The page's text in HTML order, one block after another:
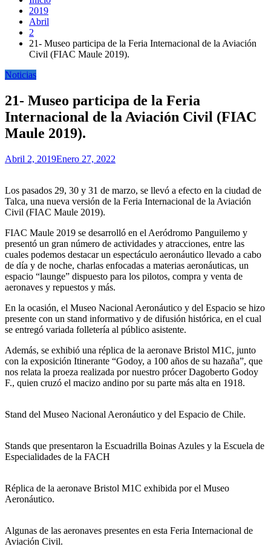
2019
Abril
2
21- Museo participa de la Feria Internacional de la Aviación
Civil (FIAC Maule 2019).
Noticias
21- Museo participa de la Feria
Internacional de la Aviación Civil (FIAC
Maule 2019).
Abril 2, 2019Enero 27, 2022
Los pasados 29, 30 y 31 de marzo, se llevó a efecto en la ciudad de
Talca, una nueva versión de la Feria Internacional de la Aviación
Civil (FIAC Maule 2019).
FIAC Maule 2019 se desarrolló en el Aeródromo Panguilemo y
presentó un gran número de actividades y atracciones, entre las
cuales podemos destacar un espectáculo aeronáutico llevado a cabo
de día y de noche, charlas enfocadas a materias aeronáuticas, un
espacio “launge” dispuesto para los pilotos, compra y venta de
aeronaves y repuestos y más.
En la ocasión, el Museo Nacional Aeronáutico y del Espacio se hizo
presente con un stand informativo y de difusión histórica, en el cual
se entregó variada folletería al público asistente.
Además, se exhibió una réplica de la aeronave Bristol M1C, junto
con la exposición Itinerante “Godoy, a 100 años de su hazaña”, que
nos relata la proeza realizada por nuestro prócer Dagoberto Godoy
F., quien cruzó el macizo andino por su parte más alta en 1918.
Stand del Museo Nacional Aeronáutico y del Espacio de Chile.
Stands que presentaron la Escuadrilla Boinas Azules y la Escuela de
Especialidades de la FACH
Réplica de la aeronave Bristol M1C exhibida por el Museo
Aeronáutico.
Algunas de las aeronaves presentes en esta Feria Internacional de
Aviación Civil.